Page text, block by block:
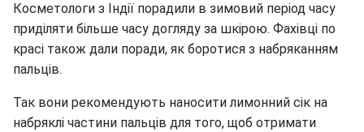
Косметологи з Індії порадили в зимовий період часу
приділяти більше часу догляду за шкірою. Фахівці по
красі також дали поради, як боротися з набряканням
пальців.
Так вони рекомендують наносити лимонний сік на
набряклі частини пальців для того, щоб отримати